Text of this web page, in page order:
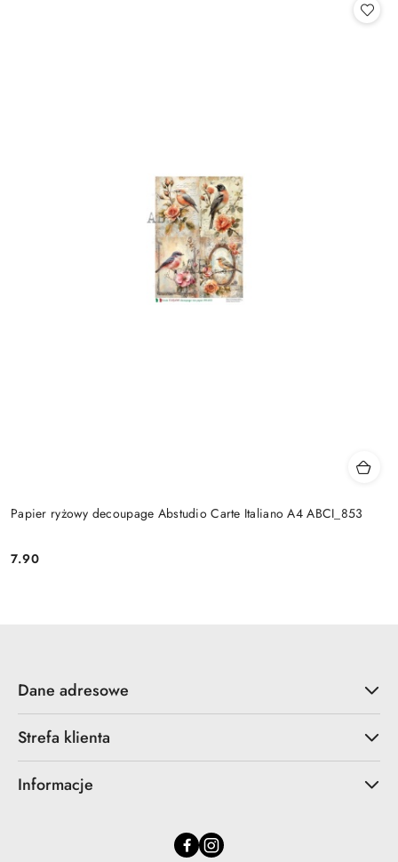
Papier ryżowy decoupage Abstudio Carte Italiano A4 ABCI_853
Cena:
7.90
Dane adresowe
Strefa klienta
Informacje